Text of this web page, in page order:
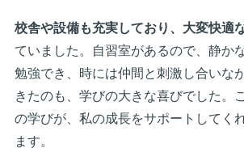
校舎や設備も充実しており、大変快適
ていました。自習室があるので、静か
勉強でき、時には仲間と刺激し合いな
きたのも、学びの大きな喜びでした。
の学びが、私の成長をサポートしてく
ます。